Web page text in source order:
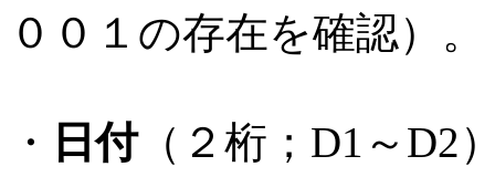
００１の存在を確認）。
・ 日付（２桁；D1～